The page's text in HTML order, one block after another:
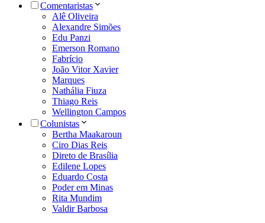
Comentaristas
Alê Oliveira
Alexandre Simões
Edu Panzi
Emerson Romano
Fabrício
João Vitor Xavier
Marques
Nathália Fiuza
Thiago Reis
Wellington Campos
Colunistas
Bertha Maakaroun
Ciro Dias Reis
Direto de Brasília
Edilene Lopes
Eduardo Costa
Poder em Minas
Rita Mundim
Valdir Barbosa